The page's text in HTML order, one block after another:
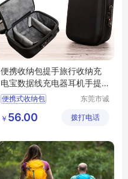
便携收纳包提手旅行收纳充
电宝数据线充电器耳机手提
数码收纳箱子
便携式收纳包
数据线收纳包
手提包
东莞市诚
限公司
￥ 56.00 拨打电话